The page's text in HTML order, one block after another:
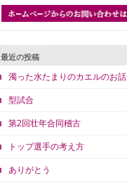
最近の投稿
濁った水たまりのカエルのお話
型試合
第2回壮年合同稽古
トップ選手の考え方
ありがとう